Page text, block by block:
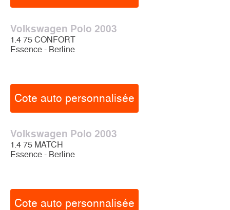
Volkswagen Polo 2003
1.4 75 CONFORT
Essence - Berline
Cote auto personnalisée
Volkswagen Polo 2003
1.4 75 MATCH
Essence - Berline
Cote auto personnalisée